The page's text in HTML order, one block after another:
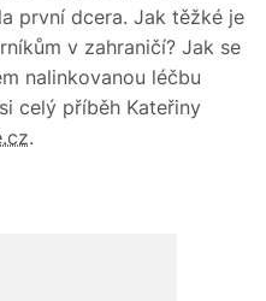
první dcera. Jak těžké je
v zahraničí? Jak se
nalinkovanou léčbu
celý příběh Kateřiny
.